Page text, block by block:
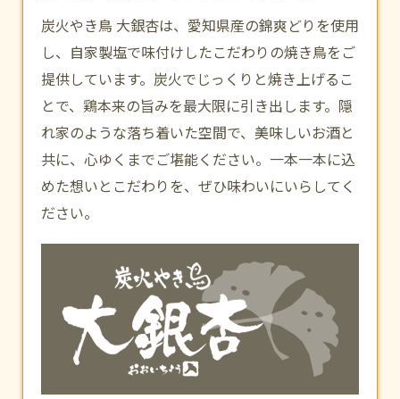
炭火やき鳥 大銀杏は、愛知県産の錦爽どりを使用
し、自家製塩で味付けしたこだわりの焼き鳥をご
提供しています。炭火でじっくりと焼き上げるこ
とで、鶏本来の旨みを最大限に引き出します。隠
れ家のような落ち着いた空間で、美味しいお酒と
共に、心ゆくまでご堪能ください。一本一本に込
めた想いとこだわりを、ぜひ味わいにいらしてく
ださい。